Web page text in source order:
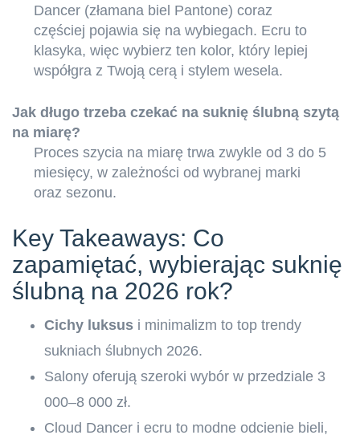
Dancer (złamana biel Pantone) coraz
częściej pojawia się na wybiegach. Ecru to
klasyka, więc wybierz ten kolor, który lepiej
współgra z Twoją cerą i stylem wesela.
Jak długo trzeba czekać na suknię ślubną szytą
na miarę?
Proces szycia na miarę trwa zwykle od 3 do 5
miesięcy, w zależności od wybranej marki
oraz sezonu.
Key Takeaways: Co
zapamiętać, wybierając suknię
ślubną na 2026 rok?
Cichy luksus i minimalizm to top trendy
sukniach ślubnych 2026.
Salony oferują szeroki wybór w przedziale 3
000–8 000 zł.
Cloud Dancer i ecru to modne odcienie bieli,